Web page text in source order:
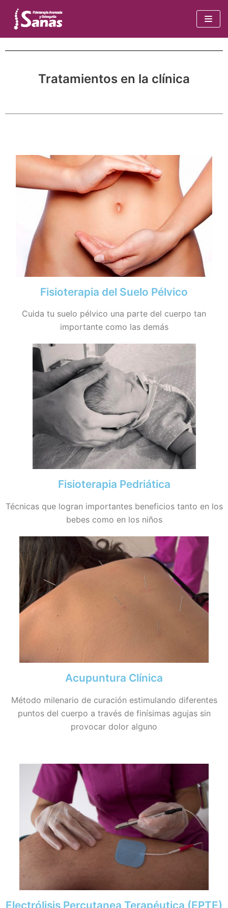
Saltar
Tratamientos en la clínica
Fisioterapia del Suelo Pélvico
Cuida tu suelo pélvico una parte del cuerpo tan
importante como las demás
Fisioterapia Pedriática
Técnicas que logran importantes beneficios tanto en los
bebes como en los niños
Acupuntura Clínica
Método milenario de curación estimulando diferentes
puntos del cuerpo a través de finísimas agujas sin
provocar dolor alguno
Electrólisis Percutanea Terapéutica (EPTE)